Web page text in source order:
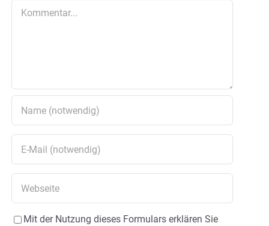
Mit der Nutzung dieses Formulars erklären Sie